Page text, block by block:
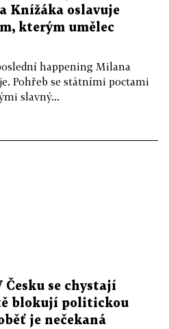
Knížáka oslavuje
kterým umělec
happening Milana
Pohřeb se státními poctami
slavný...
Česku se chystají
blokují politickou
je nečekaná